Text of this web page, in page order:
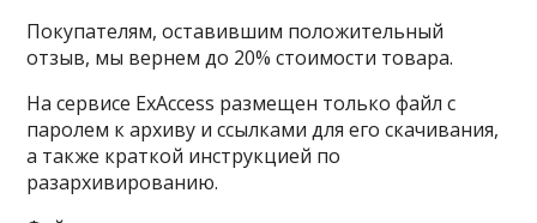
Покупателям, оставившим положительный
отзыв, мы вернем до 20% стоимости товара.
На сервисе ExAccess размещен только файл с
паролем к архиву и ссылками для его скачивания,
а также краткой инструкцией по
разархивированию.